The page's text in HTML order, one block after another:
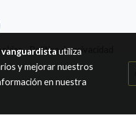
Política de privacidad
utiliza
y mejorar nuestros
en nuestra